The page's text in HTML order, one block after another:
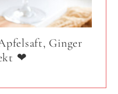
Ginger
❤